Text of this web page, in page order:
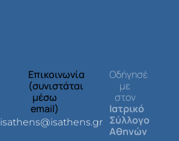
Επικοινωνία
(συνιστάται
μέσω
email)
isathens@isathens.gr
Οδήγησέ
με
στον
Ιατρικό
Σύλλογο
Αθηνών